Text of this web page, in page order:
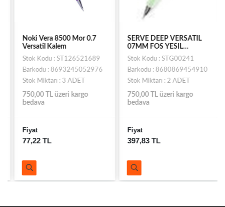
Noki Vera 8500 Mor 0.7
Versatil Kalem
Stok Kodu : ST126521689
Barkodu : 8693245052976
Stok Miktarı : 3 ADET
750,00 TL üzeri kargo
bedava
Fiyat
77,22 TL
SERVE DEEP VERSATIL
07MM FOS YESIL
AVOKADO
Stok Kodu : STG00241
Barkodu : 8680869454910
Stok Miktarı : 2 ADET
750,00 TL üzeri kargo
bedava
Fiyat
397,83 TL